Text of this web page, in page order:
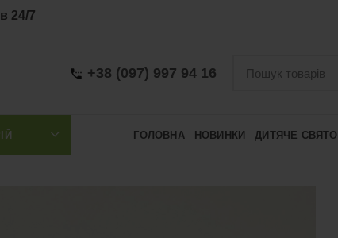
24/7
+38 (097) 997 94 16
ГОЛОВНА НОВИНКИ ДИТЯЧЕ СВЯТО